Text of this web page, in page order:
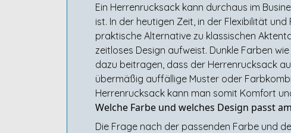
Ein Herrenrucksack kann durchaus im
ist. In der heutigen Zeit, in der Flexibilität
praktische Alternative zu klassischen
zeitloses Design aufweist. Dunkle Farben
dazu beitragen, dass der Herrenrucksack
übermäßig auffällige Muster oder
Herrenrucksack kann man somit Komfort
Welche Farbe und welches Design passt
Die Frage nach der passenden Farbe und